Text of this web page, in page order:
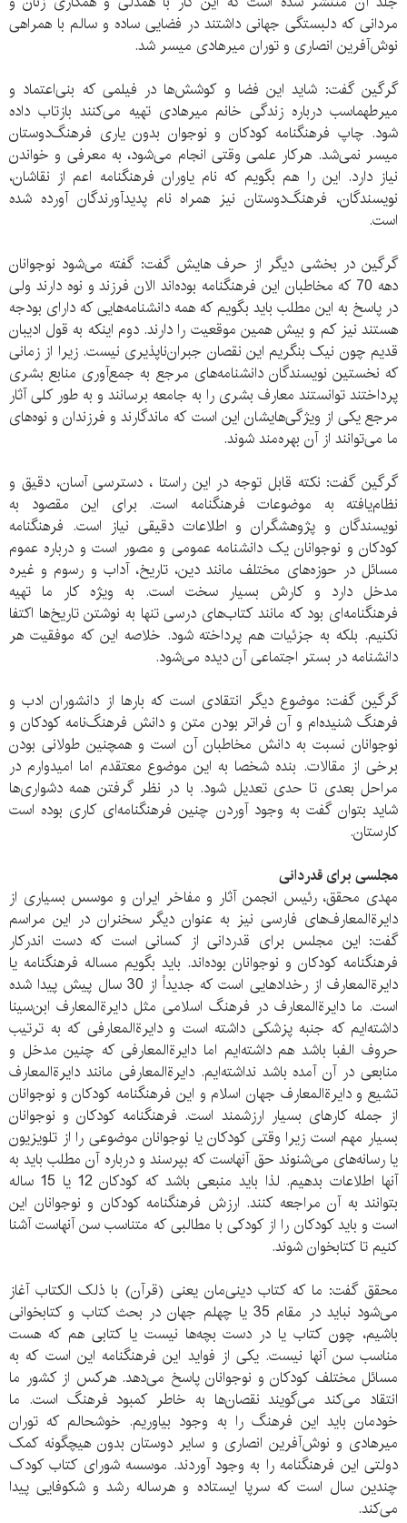
مردانی که دلبستگی جهانی داشتند در فضایی ساده و سالم با همراهی
نوش‌آفرین انصاری و توران میرهادی میسر شد.
گرگین گفت: شاید این فضا و کوشش‌ها در فیلمی که بنی‌اعتماد و
میرطهماسب درباره زندگی خانم میرهادی تهیه می‌کنند بازتاب داده
شود. چاپ فرهنگنامه کودکان و نوجوان بدون یاری فرهنگ‌دوستان
میسر نمی‌شد. هرکار علمی وقتی انجام می‌شود، به معرفی و خواندن
نیاز دارد. این را هم بگویم که نام یاوران فرهنگنامه اعم از نقاشان،
نویسندگان، فرهنگ‌دوستان نیز همراه نام پدیدآورندگان آورده شده
است.
گرگین در بخشی دیگر از حرف هایش گفت: گفته می‌شود نوجوانان
دهه 70 که مخاطبان این فرهنگنامه بوده‌‌اند الان فرزند و نوه دارند ولی
در پاسخ به این مطلب باید بگویم که همه دانشنامه‌هایی که دارای بودجه
هستند نیز کم و بیش همین موقعیت را دارند. دوم اینکه به قول ادیبان
قدیم چون نیک بنگریم این نقصان جبران‌ناپذیری نیست. زیرا از زمانی
که نخستین نویسندگان دانشنامه‌های مرجع به جمع‌آوری منابع بشری
پرداختند توانستند معارف بشری را به جامعه برسانند و به طور کلی آثار
مرجع یکی از ویژگی‌هایشان این است که ماندگارند و فرزندان و نوه‌های
ما می‌توانند از آن بهره‌مند شوند.
گرگین گفت: نکته قابل توجه در این راستا ، دسترسی آسان، دقیق و
نظام‌یافته به موضوعات فرهنگنامه است. برای این مقصود به
نویسندگان و پژوهشگران و اطلاعات دقیقی نیاز است. فرهنگنامه
کودکان و نوجوانان یک دانشنامه عمومی و مصور است و درباره عموم
مسائل در حوزه‌های مختلف مانند دین، تاریخ، آداب و رسوم و غیره
مدخل دارد و کارش بسیار سخت است. به ویژه کار ما تهیه
فرهنگنامه‌ای بود که مانند کتاب‌های درسی تنها به نوشتن تاریخ‌ها اکتفا
نکنیم. بلکه به جزئیات هم پرداخته شود. خلاصه این که موفقیت هر
دانشنامه در بستر اجتماعی آن دیده می‌شود.
گرگین گفت: موضوع دیگر انتقادی است که بارها از دانشوران ادب و
فرهنگ شنیده‌ام و آن فراتر بودن متن و دانش فرهنگ‌نامه کودکان و
نوجوانان نسبت به دانش مخاطبان آن است و همچنین طولانی بودن
برخی از مقالات. بنده شخصا به این موضوع معتقدم اما امیدوارم در
مراحل بعدی تا حدی تعدیل شود. با در نظر گرفتن همه دشواری‌ها
شاید بتوان گفت به وجود آوردن چنین فرهنگنامه‌ای کاری بوده است
کارستان.
مجلسی برای قدردانی
مهدی محقق، رئیس انجمن آثار و مفاخر ایران و موسس بسیاری از
دایرة‌المعارف‌های فارسی نیز به عنوان دیگر سخنران در این مراسم
گفت: این مجلس برای قدردانی از کسانی است که دست اندرکار
فرهنگنامه کودکان و نوجوانان بوده‌اند. باید بگویم مساله فرهنگنامه یا
دایرة‌المعارف از رخدادهایی است که جدیداً از 30 سال پیش پیدا شده
است. ما دایرة‌المعارف در فرهنگ اسلامی مثل دایرة‌المعارف ابن‌سینا
داشته‌ایم که جنبه پزشکی داشته است و دایرة‌المعارفی که به ترتیب
حروف الفبا باشد هم داشته‌ایم اما دایرة‌المعارفی که چنین مدخل و
منابعی در آن آمده باشد نداشته‌ایم. دایرة‌المعارفی مانند دایرة‌المعارف
تشیع و دایرة‌المعارف جهان اسلام و این فرهنگنامه کودکان و نوجوانان
از جمله کارهای بسیار ارزشمند است. فرهنگنامه کودکان و نوجوانان
بسیار مهم است زیرا وقتی کودکان یا نوجوانان موضوعی را از تلویزیون
یا رسانه‌های می‌شنوند حق آنهاست که بپرسند و درباره آن مطلب باید به
آنها اطلاعات بدهیم. لذا باید منبعی باشد که کودکان 12 یا 15 ساله
بتوانند به آن مراجعه کنند. ارزش فرهنگنامه کودکان و نوجوانان این
است و باید کودکان را از کودکی با مطالبی که متناسب سن آنهاست آشنا
کنیم تا کتابخوان شوند.
محقق گفت: ما که کتاب دینی‌مان یعنی (قرآن) با ذلک الکتاب آغاز
می‌شود نباید در مقام 35 یا چهلم جهان در بحث کتاب و کتابخوانی
‌باشیم، چون کتاب یا در دست بچه‌ها نیست یا کتابی هم که هست
مناسب سن آنها نیست. یکی از فواید این فرهنگنامه این است که به
مسائل مختلف کودکان و نوجوانان پاسخ می‌دهد. هرکس از کشور ما
انتقاد می‌کند می‌گویند نقصان‌ها به خاطر کمبود فرهنگ است. ما
خودمان باید این فرهنگ را به وجود بیاوریم. خوشحالم که توران
میرهادی و نوش‌آفرین انصاری و سایر دوستان بدون هیچگونه کمک
دولتی این فرهنگنامه را به وجود آوردند. موسسه شورای کتاب کودک
چندین سال است که سرپا ایستاده و هرساله رشد و شکوفایی پیدا
می‌کند.